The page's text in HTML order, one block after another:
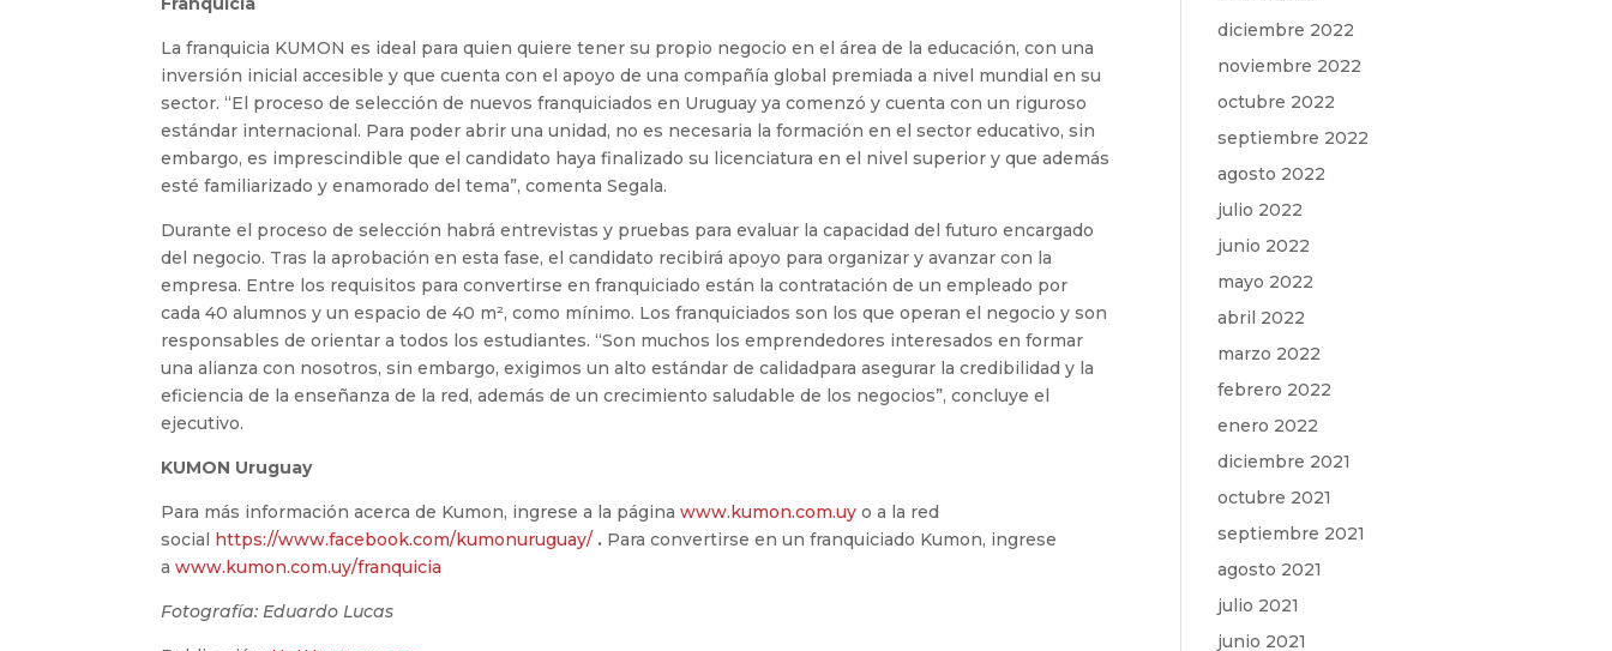
La franquicia KUMON es ideal para quien quiere tener su propio negocio en el área de la educación, con una
inversión inicial accesible y que cuenta con el apoyo de una compañía global premiada a nivel mundial en su
sector. “El proceso de selección de nuevos franquiciados en Uruguay ya comenzó y cuenta con un riguroso
estándar internacional. Para poder abrir una unidad, no es necesaria la formación en el sector educativo, sin
embargo, es imprescindible que el candidato haya finalizado su licenciatura en el nivel superior y que además
esté familiarizado y enamorado del tema”, comenta Segala.
Durante el proceso de selección habrá entrevistas y pruebas para evaluar la capacidad del futuro encargado
del negocio. Tras la aprobación en esta fase, el candidato recibirá apoyo para organizar y avanzar con la
empresa. Entre los requisitos para convertirse en franquiciado están la contratación de un empleado por
cada 40 alumnos y un espacio de 40 m², como mínimo. Los franquiciados son los que operan el negocio y son
responsables de orientar a todos los estudiantes. “Son muchos los emprendedores interesados en formar
una alianza con nosotros, sin embargo, exigimos un alto estándar de calidadpara asegurar la credibilidad y la
eficiencia de la enseñanza de la red, además de un crecimiento saludable de los negocios”, concluye el
ejecutivo.
KUMON Uruguay
Para más información acerca de Kumon, ingrese a la páginawww.kumon.com.uy o a la red
social https://www.facebook.com/kumonuruguay/ . Para convertirse en un franquiciado Kumon, ingrese
awww.kumon.com.uy/franquicia
Fotografía: Eduardo Lucas
diciembre 2022
noviembre 2022
octubre 2022
septiembre 2022
agosto 2022
julio 2022
junio 2022
mayo 2022
abril 2022
marzo 2022
febrero 2022
enero 2022
diciembre 2021
octubre 2021
septiembre 2021
agosto 2021
julio 2021
junio 2021